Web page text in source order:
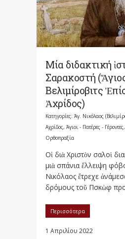
Μία διδακτική
Σαρακοστή
Βελιμίροβιτς
Ἀχρίδος)
Κατηγορίες: Άγ. Νικόλαος
Αχρίδος, Άγιοι - Πατέρες - Γέροντες,
Ορθοπραξία
Οἱ διὰ Χριστὸν σαλοὶ
μιὰ σπάνια ἔλλειψη
Νικόλαος ἔτρεχε
δρόμους τοῦ Πσκὼφ
Περισσότερα
1 Απριλίου 2022